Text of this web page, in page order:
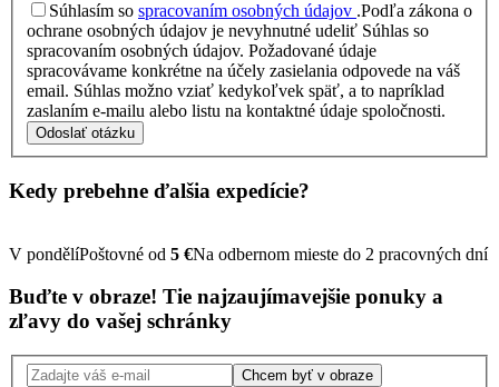
Súhlasím so spracovaním osobných údajov .Podľa zákona o
ochrane osobných údajov je nevyhnutné udeliť Súhlas so
spracovaním osobných údajov. Požadované údaje
spracovávame konkrétne na účely zasielania odpovede na váš
email. Súhlas možno vziať kedykoľvek späť, a to napríklad
zaslaním e-mailu alebo listu na kontaktné údaje spoločnosti.
Odoslať otázku
Kedy prebehne ďalšia expedície?
V pondělíPoštovné od 5 €Na odbernom mieste do 2 pracovných dní
Buďte v obraze! Tie najzaujímavejšie ponuky a
zľavy do vašej schránky
Chcem byť v obraze